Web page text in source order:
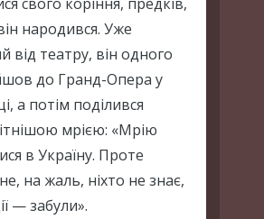
народився. Уже
від театру, він одного
до Гранд-Опера у
а потім поділився
мрією: «Мрію
в Україну. Проте
на жаль, ніхто не знає,
— забули».